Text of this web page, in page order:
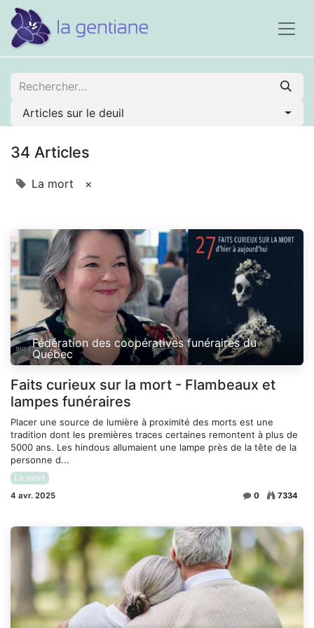
Articles sur le deuil
34 Articles
La mort ×
Fédération des coopératives funéraires du
Québec
Faits curieux sur la mort - Flambeaux et
lampes funéraires
Placer une source de lumière à proximité des morts est une
tradition dont les premières traces certaines remontent à plus de
5000 ans. Les hindous allumaient une lampe près de la tête de la
personne d...
La mort
4 avr. 2025 0 7334